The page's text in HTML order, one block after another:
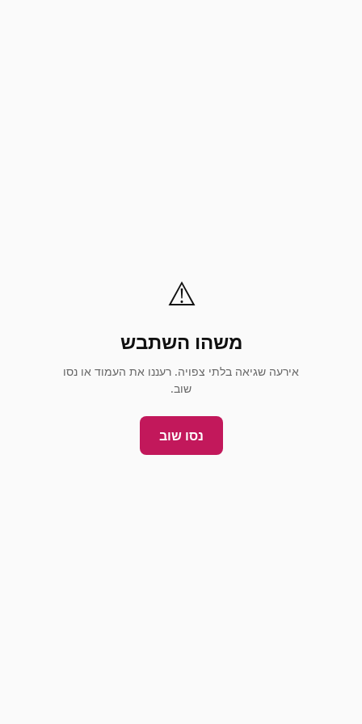
⚠️
משהו השתבש
אירעה שגיאה בלתי צפויה. רעננו את העמוד או נסו
שוב.
נסו שוב